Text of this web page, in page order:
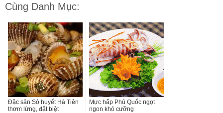
Cùng Danh Mục:
Đặc sản Sò huyết Hà Tiên
thơm lừng, đặt biệt
Mực hấp Phú Quốc ngọt
ngon khó cưỡng